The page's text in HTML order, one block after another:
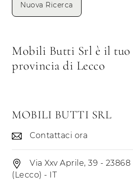
Nuova Ricerca
MOBILI BUTTI SRL
Contattaci ora
Via Xxv Aprile, 39 -
(Lecco) - IT
Mobili Butti Srl è il
provincia di Lecco